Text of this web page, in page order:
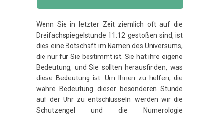
Wenn Sie in letzter Zeit ziemlich oft auf die
Dreifachspiegelstunde 11:12 gestoßen sind, ist
dies eine Botschaft im Namen des Universums,
die nur für Sie bestimmt ist. Sie hat ihre eigene
Bedeutung, und Sie sollten herausfinden, was
diese Bedeutung ist. Um Ihnen zu helfen, die
wahre Bedeutung dieser besonderen Stunde
auf der Uhr zu entschlüsseln, werden wir die
Schutzengel und die Numerologie